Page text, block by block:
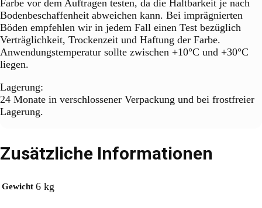
Farbe vor dem Auftragen testen, da die Haltbarkeit je nach
Bodenbeschaffenheit abweichen kann. Bei imprägnierten
Böden empfehlen wir in jedem Fall einen Test bezüglich
Verträglichkeit, Trockenzeit und Haftung der Farbe.
Anwendungstemperatur sollte zwischen +10°C und +30°C
liegen.
Lagerung:
24 Monate in verschlossener Verpackung und bei frostfreier
Lagerung.
Zusätzliche Informationen
Gewicht 6 kg